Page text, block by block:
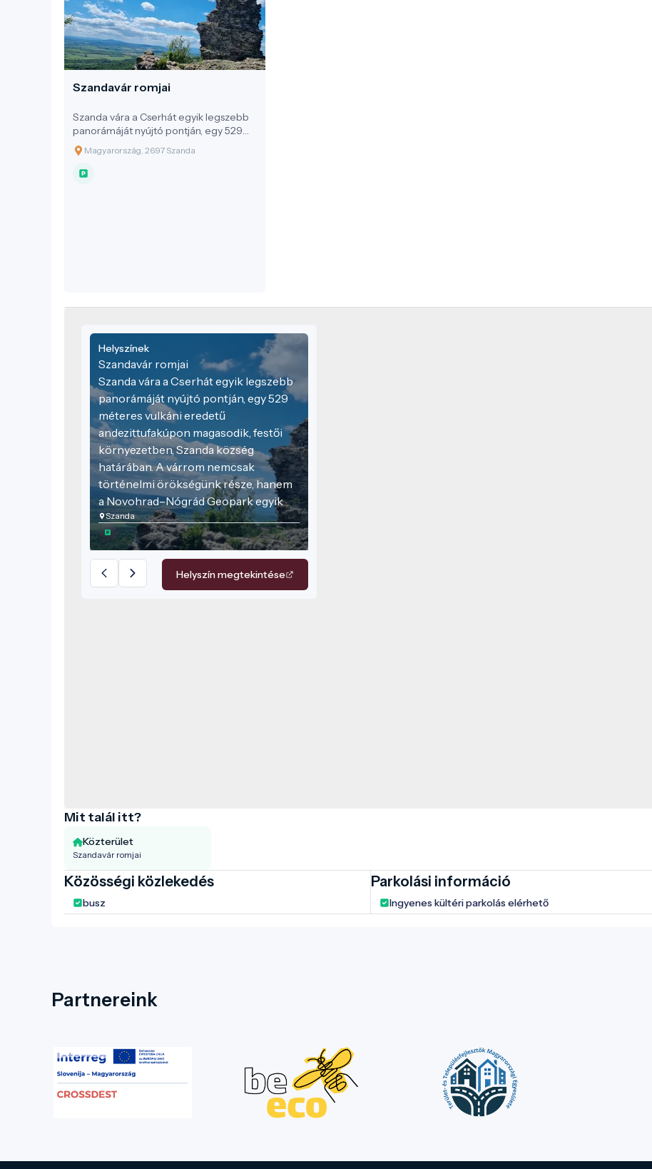
Szandavár romjai
Szanda vára a Cserhát egyik legszebb
panorámáját nyújtó pontján, egy 529
méteres vulkáni eredetű
andezittufakúpon magasodik, festői
környezetben, Szanda község
Magyarország, 2697 Szanda
Helyszínek
Szandavár romjai
Szanda vára a Cserhát egyik legszebb
panorámáját nyújtó pontján, egy 529
méteres vulkáni eredetű
andezittufakúpon magasodik, festői
környezetben, Szanda község
határában. A várrom nemcsak
történelmi örökségünk része, hanem
a Novohrad–Nógrád Geopark egyik
látványos geotópja is, ahol a
természeti értékek és a kulturális
emlékek harmonikusan találkoznak.
Szanda
Helyszín megtekintése
Mit talál itt?
Közterület
Szandavár romjai
Közösségi közlekedés
busz
Parkolási információ
Ingyenes kültéri parkolás elérhető
Partnereink